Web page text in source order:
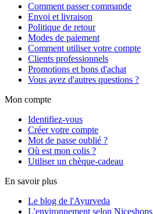
Comment passer commande
Envoi et livraison
Politique de retour
Modes de paiement
Comment utiliser votre compte
Clients professionnels
Promotions et bons d'achat
Vous avez d'autres questions ?
Mon compte
Identifiez-vous
Créer votre compte
Mot de passe oublié ?
Où est mon colis ?
Utiliser un chèque-cadeau
En savoir plus
Le blog de l'Ayurveda
L'environnement selon Niceshops